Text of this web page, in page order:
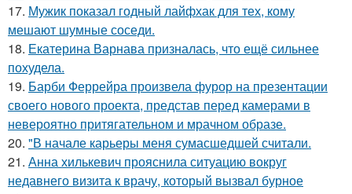
17. Мужик показал годный лайфхак для тех, кому
мешают шумные соседи.
18. Екатерина Варнава призналась, что ещё сильнее
похудела.
19. Барби Феррейра произвела фурор на презентации
своего нового проекта, представ перед камерами в
невероятно притягательном и мрачном образе.
20. "В начале карьеры меня сумасшедшей считали.
21. Анна хилькевич прояснила ситуацию вокруг
недавнего визита к врачу, который вызвал бурное